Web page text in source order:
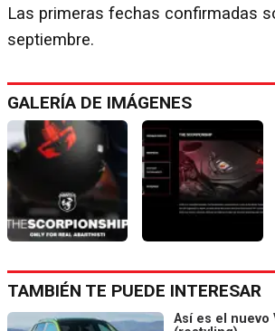
Las primeras fechas confirmadas
septiembre.
GALERÍA DE IMÁGENES
TAMBIÉN TE PUEDE INTERESAR
Así es el nuevo